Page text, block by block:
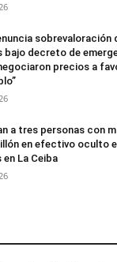
sobrevaloración
bajo decreto de
precios a
a tres personas con
en efectivo oculto
en La Ceiba